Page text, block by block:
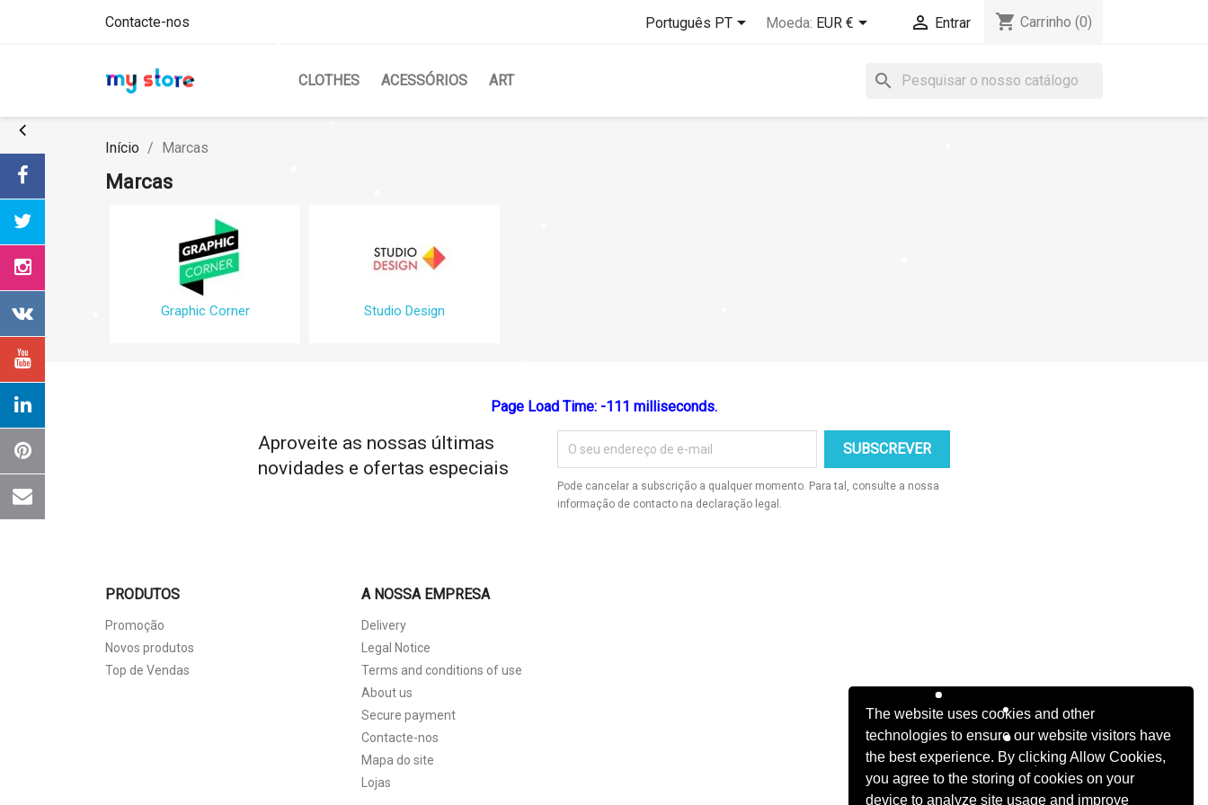
The website uses cookies and other
technologies to ensure our website visitors have
the best experience. By clicking Allow Cookies,
you agree to the storing of cookies on your
device to analyze site usage and improve
Contacte-nos Português PT Moeda: EUR €  Entrar shopping_cart Carrinho (0)
CLOTHES ACESSÓRIOS ART search
Início Marcas
Marcas
Graphic Corner Studio Design
Page Load Time: -111 milliseconds.
Aproveite as nossas últimas
novidades e ofertas especiais
Pode cancelar a subscrição a qualquer momento. Para tal, consulte a nossa
informação de contacto na declaração legal.
PRODUTOS
Promoção
Novos produtos
Top de Vendas
A NOSSA EMPRESA
Delivery
Legal Notice
Terms and conditions of use
About us
Secure payment
Contacte-nos
Mapa do site
Lojas
Wishlist name